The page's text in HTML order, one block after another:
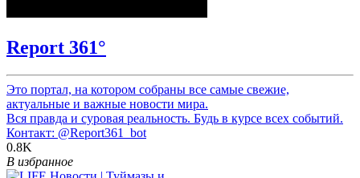
Report 361°
Это портал, на котором собраны все самые свежие,
актуальные и важные новости мира.
Вся правда и суровая реальность. Будь в курсе всех событий.
Контакт: @Report361_bot
0.8K
В избранное